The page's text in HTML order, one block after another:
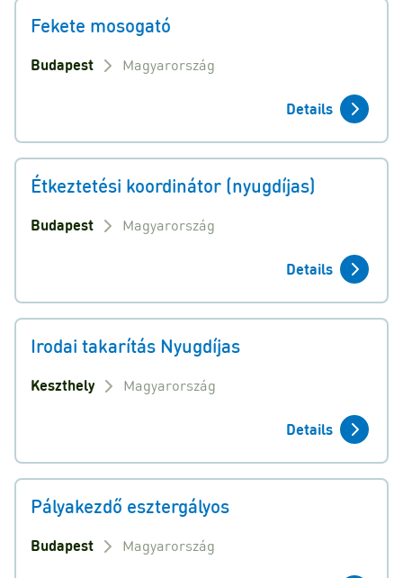
Fekete mosogató
Budapest Magyarország
Details
Étkeztetési koordinátor (nyugdíjas)
Budapest Magyarország
Details
Irodai takarítás Nyugdíjas
Keszthely Magyarország
Details
Pályakezdő esztergályos
Budapest Magyarország